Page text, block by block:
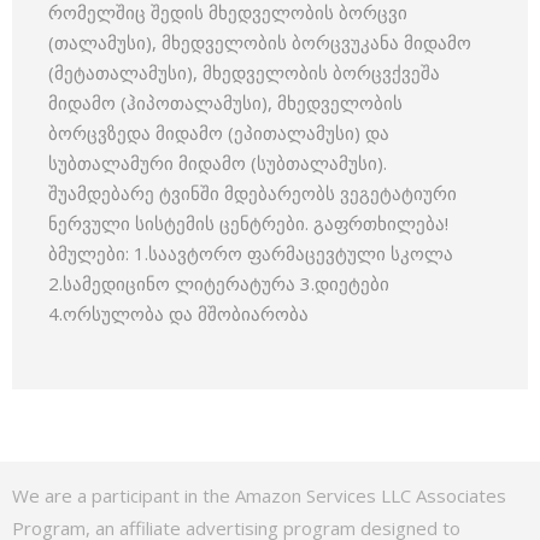
რომელშიც შედის მხედველობის ბორცვი
(თალამუსი), მხედველობის ბორცვუკანა მიდამო
(მეტათალამუსი), მხედველობის ბორცვქვეშა
მიდამო (ჰიპოთალამუსი), მხედველობის
ბორცვზედა მიდამო (ეპითალამუსი) და
სუბთალამური მიდამო (სუბთალამუსი).
შუამდებარე ტვინში მდებარეობს ვეგეტატიური
ნერვული სისტემის ცენტრები. გაფრთხილება!
ბმულები: 1.საავტორო ფარმაცევტული სკოლა
2.სამედიცინო ლიტერატურა 3.დიეტები
4.ორსულობა და მშობიარობა
We are a participant in the Amazon Services LLC Associates
Program, an affiliate advertising program designed to